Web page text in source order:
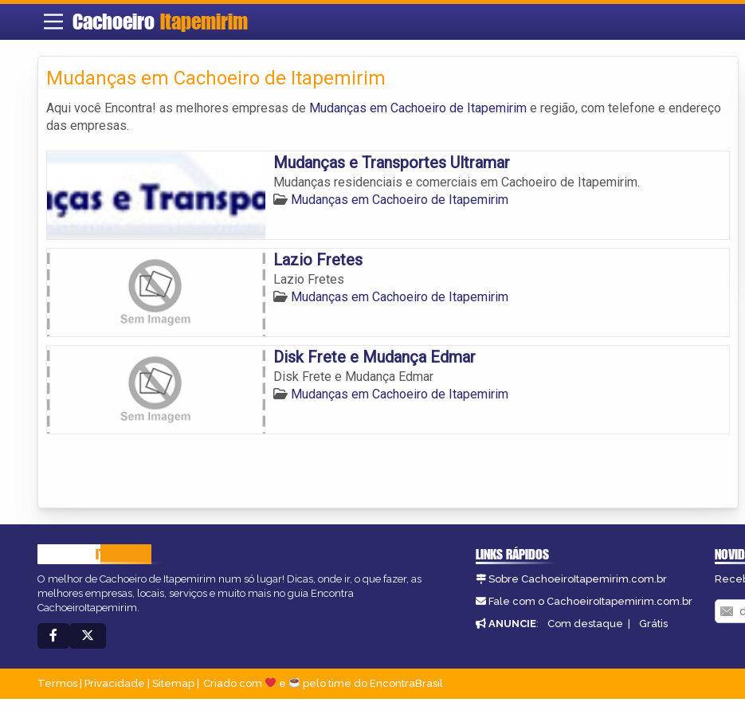
Cachoeiro Itapemirim
Mudanças em Cachoeiro de Itapemirim
Aqui você Encontra! as melhores empresas de Mudanças em Cachoeiro de Itapemirim e região, com telefone e endereço
das empresas.
Mudanças e Transportes Ultramar
Mudanças residenciais e comerciais em Cachoeiro de Itapemirim.
Mudanças em Cachoeiro de Itapemirim
Lazio Fretes
Lazio Fretes
Mudanças em Cachoeiro de Itapemirim
Disk Frete e Mudança Edmar
Disk Frete e Mudança Edmar
Mudanças em Cachoeiro de Itapemirim
ITAPEMIRIM
O melhor de Cachoeiro de Itapemirim num só lugar! Dicas, onde ir, o que fazer, as
melhores empresas, locais, serviços e muito mais no guia Encontra
CachoeiroItapemirim.
LINKS RÁPIDOS
Sobre CachoeiroItapemirim.com.br
Fale com o CachoeiroItapemirim.com.br
ANUNCIE: Com destaque | Grátis
Termos | Privacidade | Sitemap Criado com e pelo time do EncontraBrasil